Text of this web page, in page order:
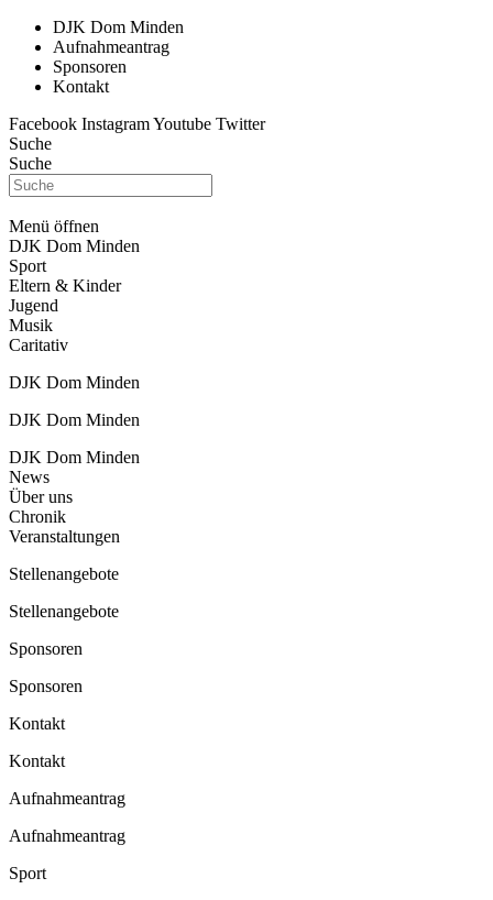
DJK Dom Minden
Aufnahmeantrag
Sponsoren
Kontakt
Facebook InstagramYoutube Twitter
Suche
Suche
Menü öffnen
DJK Dom Minden
Sport
Eltern & Kinder
Jugend
Musik
Caritativ
DJK Dom Minden
DJK Dom Minden
DJK Dom Minden
News
Über uns
Chronik
Veranstaltungen
Stellenangebote
Stellenangebote
Sponsoren
Sponsoren
Kontakt
Kontakt
Aufnahmeantrag
Aufnahmeantrag
Sport